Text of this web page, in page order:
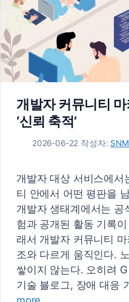
개발자 커뮤니티
‘신뢰 축적’
2026-06-22 작성자:
개발자 대상 서비스에서
티 안에서 어떤 평판을
개발자 생태계에서는 공
험과 공개된 활동 기록
래서 개발자 커뮤니티
조와 다르게 움직인다.
쌓이지 않는다. 오히려
기술 블로그, 장애 대응